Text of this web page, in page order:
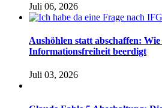
Juli 06, 2026
Aushöhlen statt abschaffen:
Informationsfreiheit beerdigt
Juli 03, 2026